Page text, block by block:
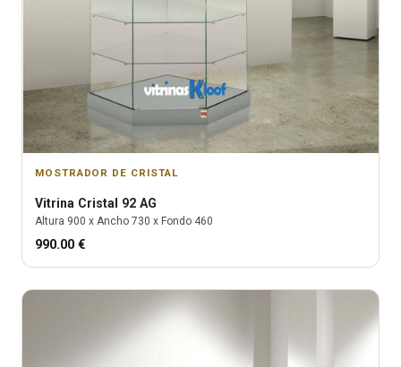
MOSTRADOR DE CRISTAL
Vitrina Cristal 92 AG
Altura 900 x Ancho 730 x Fondo 460
990.00 €